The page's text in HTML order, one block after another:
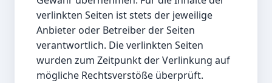
verlinkten Seiten ist stets der jeweilige
Anbieter oder Betreiber der Seiten
verantwortlich. Die verlinkten Seiten
wurden zum Zeitpunkt der Verlinkung auf
mögliche Rechtsverstöße überprüft.